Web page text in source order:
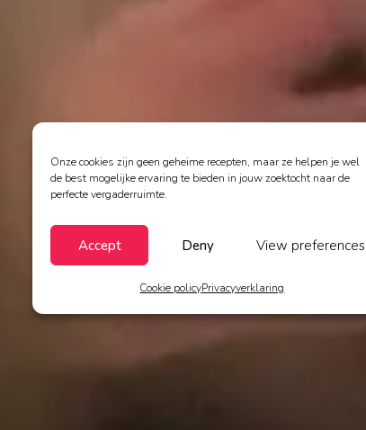
Onze cookies zijn geen geheime recepten, maar ze helpen je wel
de best mogelijke ervaring te bieden in jouw zoektocht naar de
perfecte vergaderruimte.
Accept Deny View preferences
Cookie policyPrivacyverklaring